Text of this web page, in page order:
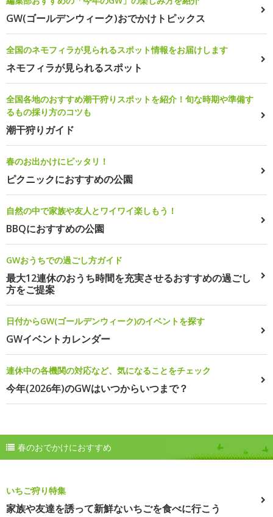
GW(ゴールデンウィーク)おでかけトピックス
全国のネモフィラが見られるスポット情報をお届けします
ネモフィラが見られるスポット
全国各地のおすすめ潮干狩りスポットを紹介！旬な時期や準備す
るもの採り方のコツも
潮干狩りガイド
春のお出かけにピッタリ！
ピクニックにおすすめの公園
自然の中で家族や友人とワイワイ楽しもう！
BBQにおすすめの公園
GWおうちでの過ごし方ガイド
最大12連休のおうち時間を充実させるおすすめの過ごし
方をご提案
日付からGW(ゴールデンウィーク)のイベントを探す
GWイベントカレンダー
連休中の各機関の対応など、気になることをチェック
今年(2026年)のGWはいつからいつまで？
春のおでかけにおすすめ
いちご狩り特集
家族や友達を誘って新鮮ないちごを食べに行こう